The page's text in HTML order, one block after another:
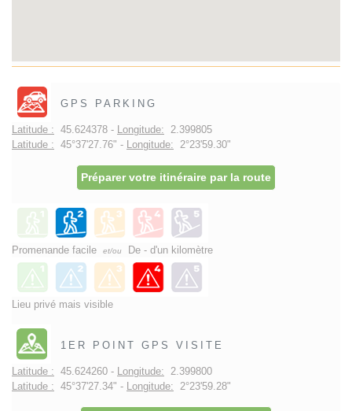
GPS PARKING
Latitude : 45.624378 - Longitude: 2.399805
Latitude : 45°37'27.76" - Longitude: 2°23'59.30"
Préparer votre itinéraire par la route
Promenande facile et/ou De - d'un kilomètre
Lieu privé mais visible
1ER POINT GPS VISITE
Latitude : 45.624260 - Longitude: 2.399800
Latitude : 45°37'27.34" - Longitude: 2°23'59.28"